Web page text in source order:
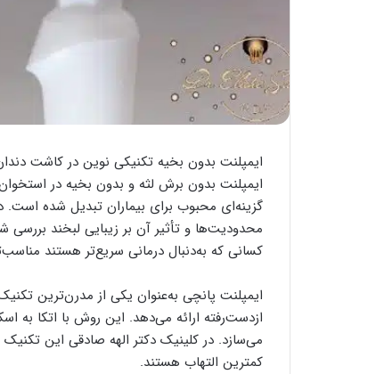
ایمپلنت بدون بخیه تکنیکی نوین در کاشت
ایمپلنت بدون برش لثه و بدون بخیه در
گزینه‌ای محبوب برای بیماران تبدیل شده است.
محدودیت‌ها و تأثیر آن بر زیبایی لبخند
کسانی که به‌دنبال درمانی سریع‌تر هستند
ایمپلنت پانچی به‌عنوان یکی از مدرن‌ترین
ازدست‌رفته ارائه می‌دهد. این روش با اتکا به
می‌سازد. در کلینیک دکتر الهه صادقی این تکنیک
کمترین التهاب هستند.